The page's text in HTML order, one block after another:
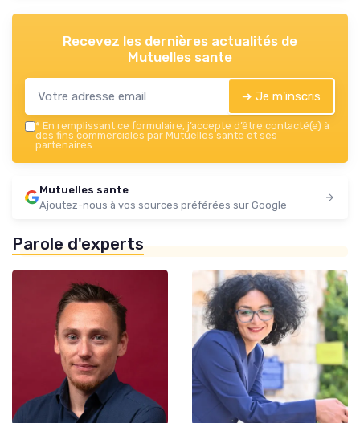
Recevez les dernières actualités de
Mutuelles sante
➔ Je m'inscris
* En remplissant ce formulaire, j’accepte d’être contacté(e) à
des fins commerciales par Mutuelles sante et ses
partenaires.
Mutuelles sante
Ajoutez-nous à vos sources préférées sur Google
Parole d'experts